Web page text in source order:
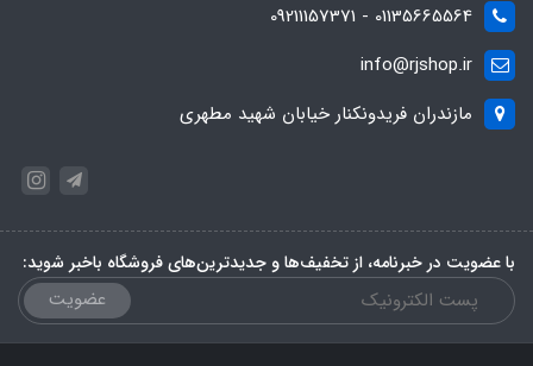
01135665564 - 09211157371
info@rjshop.ir
مازندران فریدونکنار خیابان شهید مطهری
با عضویت در خبرنامه، از تخفیف‌ها و جدیدترین‌های فروشگاه باخبر شوید:
عضویت